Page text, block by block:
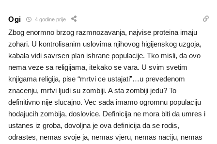
Ogi 4 godine prije
Zbog enormno brzog razmnozavanja, najvise proteina imaju
zohari. U kontrolisanim uslovima njihovog higijenskog uzgoja,
kabala vidi savrsen plan ishrane populacije. Tko misli, da ovo
nema veze sa religijama, itekako se vara. U svim svetim
knjigama religija, pise “mrtvi ce ustajati”…u prevedenom
znacenju, mrtvi ljudi su zombiji. A sta zombiji jedu? To
definitivno nije slucajno. Vec sada imamo ogromnu populaciju
hodajucih zombija, doslovice. Definicija ne mora biti da umres i
ustanes iz groba, dovoljna je ova definicija da se rodis,
odrastes, nemas svoje ja, nemas vjeru, nemas naciju, nemas